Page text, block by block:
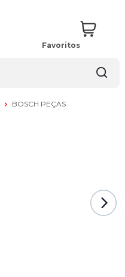
Favoritos
BOSCH PEÇAS